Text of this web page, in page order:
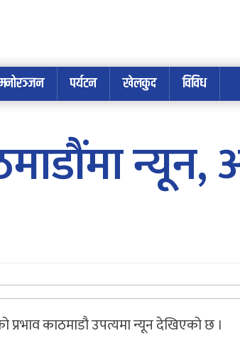
पर्यटन खेलकुद विविध
प्रभाव काठमाडौ उपत्यमा न्यून देखिएको छ ।